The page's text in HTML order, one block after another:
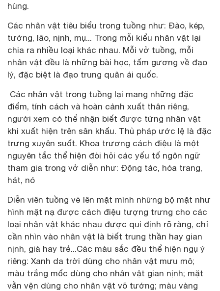
hùng.
Các nhân vật tiêu biểu trong tuồng như: Đào, kép,
tướng, lão, nịnh, mụ... Trong mỗi kiểu nhân vật lại
chia ra nhiều loại khác nhau. Mỗi vở tuồng, mỗi
nhân vật đều là những bài học, tấm gương về đạo
lý, đặc biệt là đạo trung quân ái quốc.
Các nhân vật trong tuồng lại mang những đặc
điểm, tính cách và hoàn cảnh xuất thân riêng,
người xem có thể nhận biết được từng nhân vật
khi xuất hiện trên sân khấu. Thủ pháp ước lệ là đặc
trưng xuyên suốt. Khoa trương cách điệu là một
nguyên tắc thể hiện đòi hỏi các yếu tố ngôn ngữ
tham gia trong vở diễn như: Động tác, hóa trang,
hát, nó
Diễn viên tuồng vẽ lên mặt mình những bộ mặt như
hình mặt nạ được cách điệu tượng trưng cho các
loại nhân vật khác nhau được qui định rõ ràng, chỉ
cần nhìn vào nhân vật là biết trung thần hay gian
nịnh, già hay trẻ...Các màu sắc đều thể hiện ngụ ý
riêng: Xanh da trời dùng cho nhân vật mưu mô;
màu trắng mốc dùng cho nhân vật gian nịnh; mặt
vằn vện dùng cho nhân vật võ tướng; màu vàng